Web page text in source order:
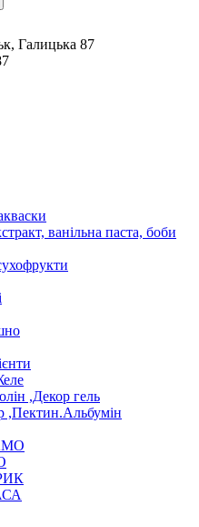
Галицька 87
ванільна паста, боби
,Декор гель
,Пектин.Альбумін